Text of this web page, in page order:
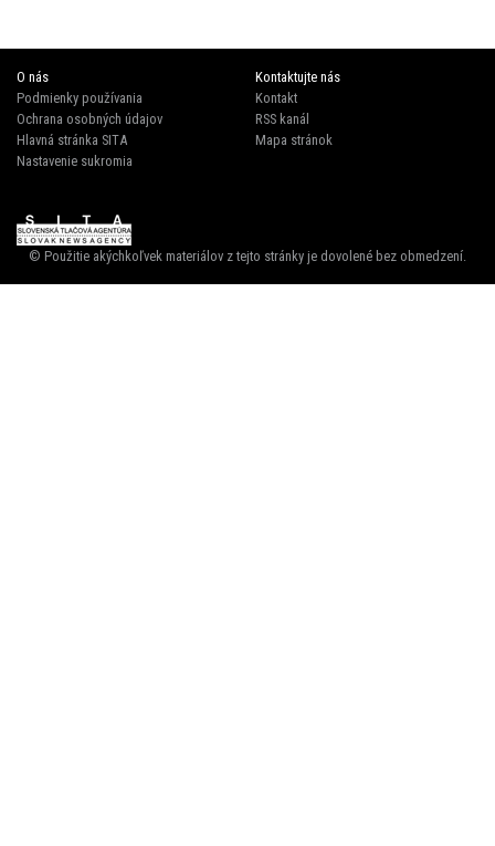
O nás
Podmienky používania
Ochrana osobných údajov
Hlavná stránka SITA
Nastavenie sukromia
Kontaktujte nás
Kontakt
RSS kanál
Mapa stránok
© Použitie akýchkoľvek materiálov z tejto stránky je dovolené bez obmedzení.